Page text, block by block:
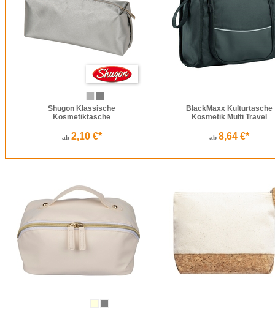
Shugon Klassische
Kosmetiktasche
ab 2,10 €*
BlackMaxx Kulturtasche
Kosmetik Multi Travel
ab 8,64 €*